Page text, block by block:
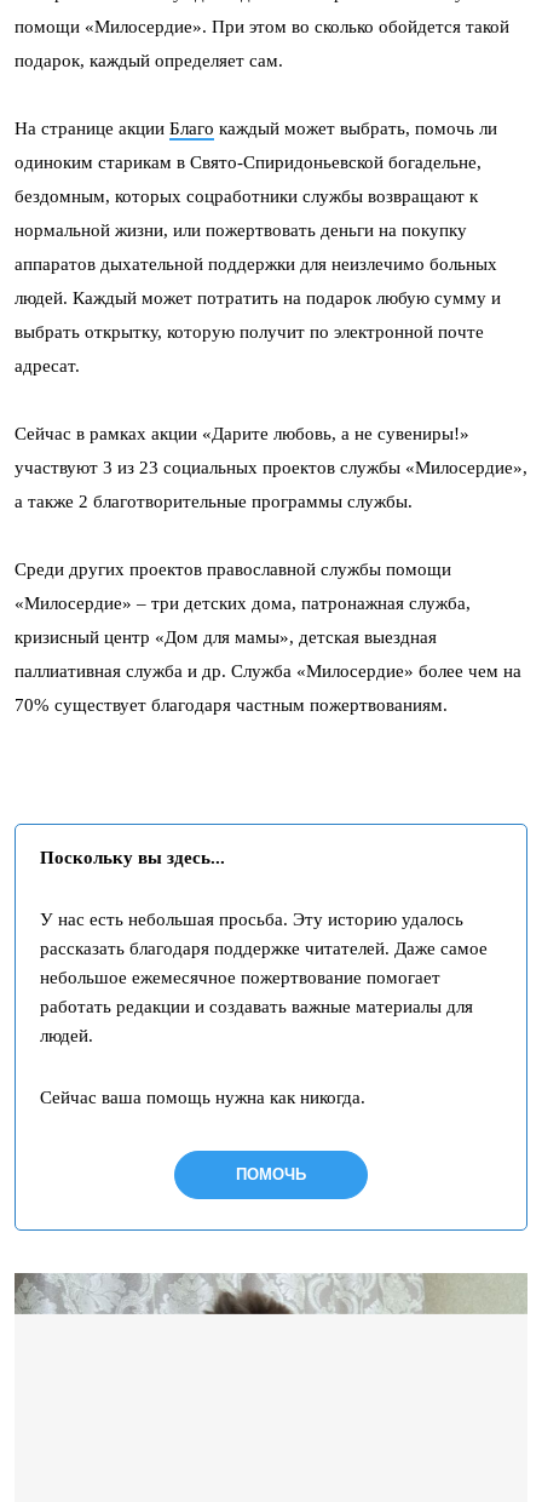
помощи «Милосердие». При этом во сколько обойдется такой
подарок, каждый определяет сам.
На странице акции Благо каждый может выбрать, помочь ли
одиноким старикам в Свято-Спиридоньевской богадельне,
бездомным, которых соцработники службы возвращают к
нормальной жизни, или пожертвовать деньги на покупку
аппаратов дыхательной поддержки для неизлечимо больных
людей. Каждый может потратить на подарок любую сумму и
выбрать открытку, которую получит по электронной почте
адресат.
Сейчас в рамках акции «Дарите любовь, а не сувениры!»
участвуют 3 из 23 социальных проектов службы «Милосердие»,
а также 2 благотворительные программы службы.
Среди других проектов православной службы помощи
«Милосердие» – три детских дома, патронажная служба,
кризисный центр «Дом для мамы», детская выездная
паллиативная служба и др. Служба «Милосердие» более чем на
70% существует благодаря частным пожертвованиям.
Поскольку вы здесь...
У нас есть небольшая просьба. Эту историю удалось
рассказать благодаря поддержке читателей. Даже самое
небольшое ежемесячное пожертвование помогает
работать редакции и создавать важные материалы для
людей.
Сейчас ваша помощь нужна как никогда.
ПОМОЧЬ